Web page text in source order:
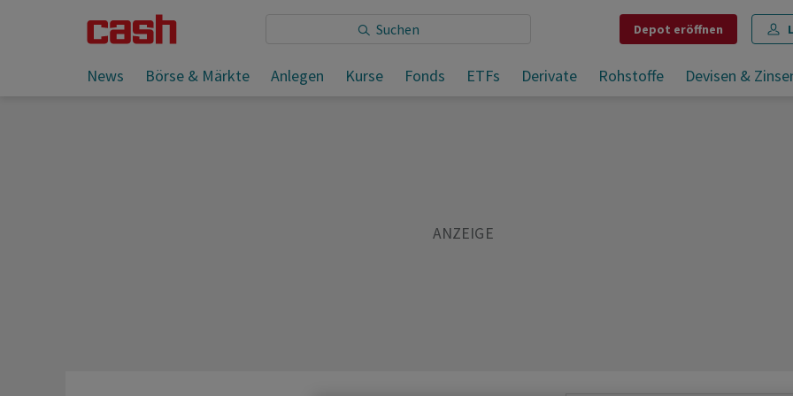
Depot eröffnen
News Börse & Märkte Anlegen Kurse Fonds ETFs Derivate Rohstoffe Devisen &
Sie lesen: SMI zur Wochenmitte moderat schwächer
Teilen Merken Drucken Kommentare